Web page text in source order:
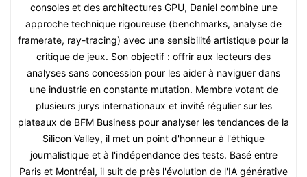
consoles et des architectures GPU, Daniel combine une
approche technique rigoureuse (benchmarks, analyse de
framerate, ray-tracing) avec une sensibilité artistique pour la
critique de jeux. Son objectif : offrir aux lecteurs des
analyses sans concession pour les aider à naviguer dans
une industrie en constante mutation. Membre votant de
plusieurs jurys internationaux et invité régulier sur les
plateaux de BFM Business pour analyser les tendances de la
Silicon Valley, il met un point d'honneur à l'éthique
journalistique et à l'indépendance des tests. Basé entre
Paris et Montréal, il suit de près l'évolution de l'IA générative